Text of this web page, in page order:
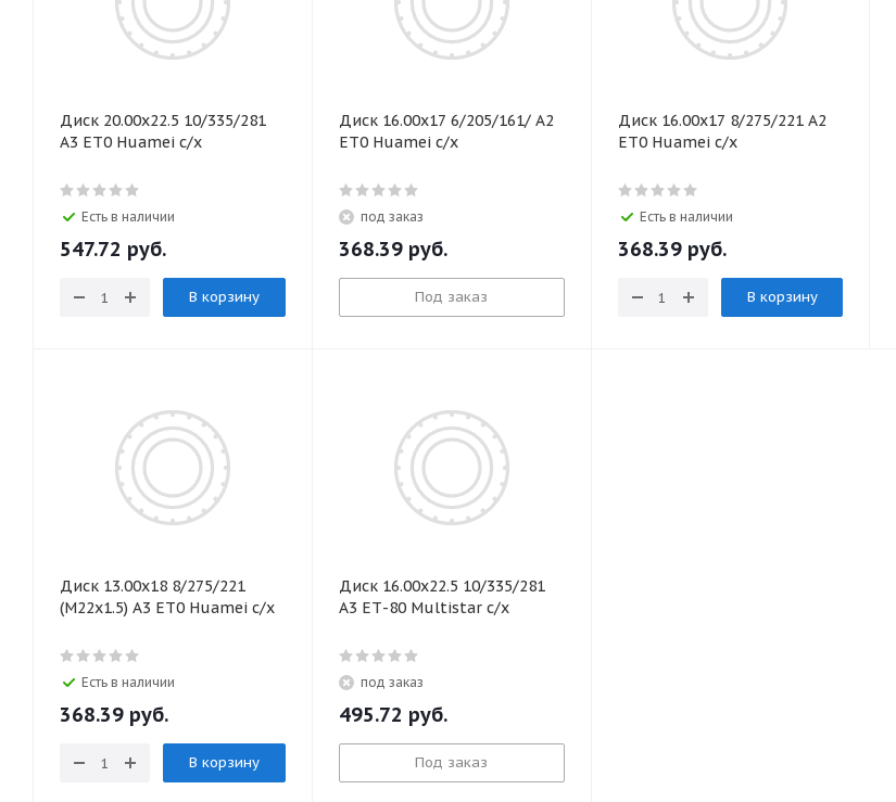
Диск 20.00х22.5 10/335/281
А3 ЕТ0 Huamei с/х
Есть в наличии
547.72 руб.
В корзину
Диск 16.00х17 6/205/161/ А2
ЕТ0 Huamei с/х
под заказ
368.39руб.
Под заказ
Диск 16.00х17 8/275/221 А2
ЕТ0 Huamei с/х
Есть в наличии
368.39руб.
В корзину
Диск 13.00х18 8/275/221
(M22x1.5) А3 ЕТ0 Huamei с/х
Есть в наличии
368.39 руб.
В корзину
Диск 16.00х22.5 10/335/281
А3 ЕТ-80 Multistar с/х
под заказ
495.72 руб.
Под заказ